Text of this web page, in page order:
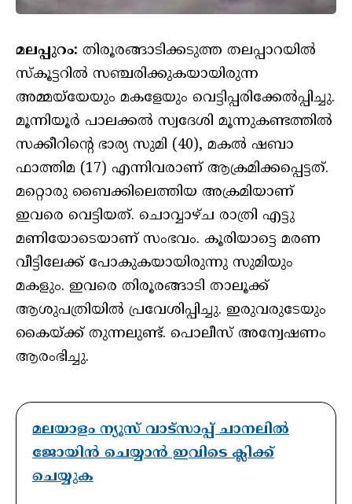
മലപ്പുറം: തിരൂരങ്ങാടിക്കടുത്ത തലപ്പാറയില്‍
സ്‌കൂട്ടറില്‍ സഞ്ചരിക്കുകയായിരുന്ന
അമ്മയ്‌യേയും മകളേയും വെട്ടിപ്പരിക്കേല്‍പ്പിച്ചു.
മൂന്നിയൂര്‍ പാലക്കല്‍ സ്വദേശി മൂന്നുകണ്ടത്തില്‍
സക്കീറിന്റെ ഭാര്യ സുമി (40), മകല്‍ ഷബാ
ഫാത്തിമ (17) എന്നിവരാണ് ആക്രമിക്കപ്പെട്ടത്.
മറ്റൊരു ബൈക്കിലെത്തിയ അക്രമിയാണ്
ഇവരെ വെട്ടിയത്. ചൊവ്വാഴ്ച രാത്രി എട്ടു
മണിയോടെയാണ് സംഭവം. കൂരിയാട്ടെ മരണ
വീട്ടിലേക്ക് പോകുകയായിരുന്നു സുമിയും
മകളും. ഇവരെ തിരൂരങ്ങാടി താലൂക്ക്
ആശുപത്രിയില്‍ പ്രവേശിപ്പിച്ചു. ഇരുവരുടേയും
കൈയ്ക്ക് തുന്നലുണ്ട്. പൊലീസ് അന്വേഷണം
ആരംഭിച്ചു.
മലയാളം ന്യൂസ് വാട്സാപ്പ് ചാനലിൽ
ജോയിൻ ചെയ്യാൻ ഇവിടെ ക്ലിക്ക്
ചെയ്യുക